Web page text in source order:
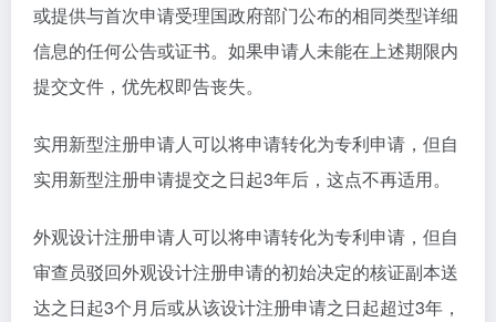
或提供与首次申请受理国政府部门公布的相同类型详细
信息的任何公告或证书。如果申请人未能在上述期限内
提交文件，优先权即告丧失。
实用新型注册申请人可以将申请转化为专利申请，但自
实用新型注册申请提交之日起3年后，这点不再适用。
外观设计注册申请人可以将申请转化为专利申请，但自
审查员驳回外观设计注册申请的初始决定的核证副本送
达之日起3个月后或从该设计注册申请之日起超过3年，